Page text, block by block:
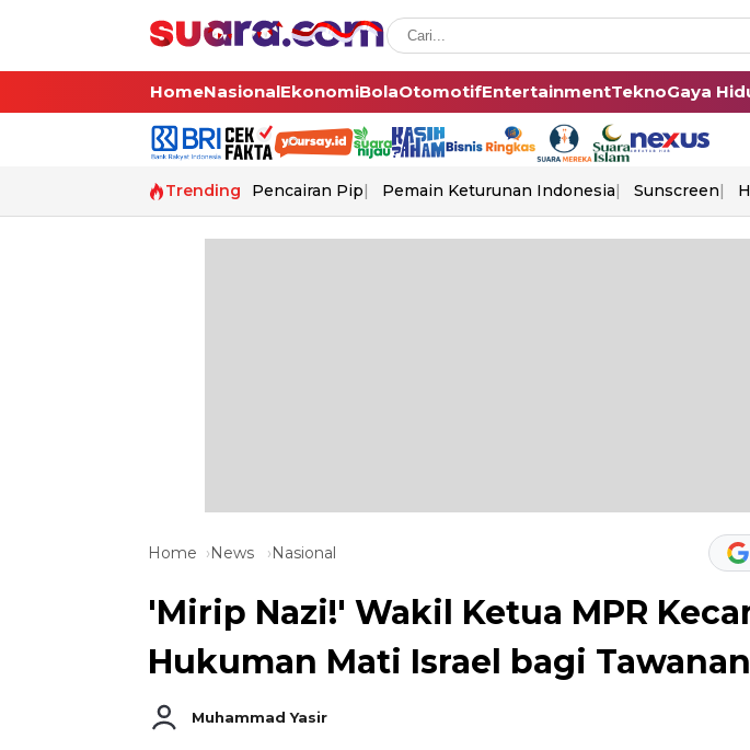
HomeNasionalEkonomiBolaOtomotifEntertainmentTeknoGaya
Trending Pencairan Pip Pemain Keturunan Indonesia Sunscreen
Home News Nasional
'Mirip Nazi!' Wakil Ketua MPR
Hukuman Mati Israel bagi
Muhammad Yasir